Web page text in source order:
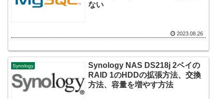
ない
2023.08.26
Synology
Synology NAS DS218j 2ベイの
RAID 1のHDDの拡張方法、交換
方法、容量を増やす方法